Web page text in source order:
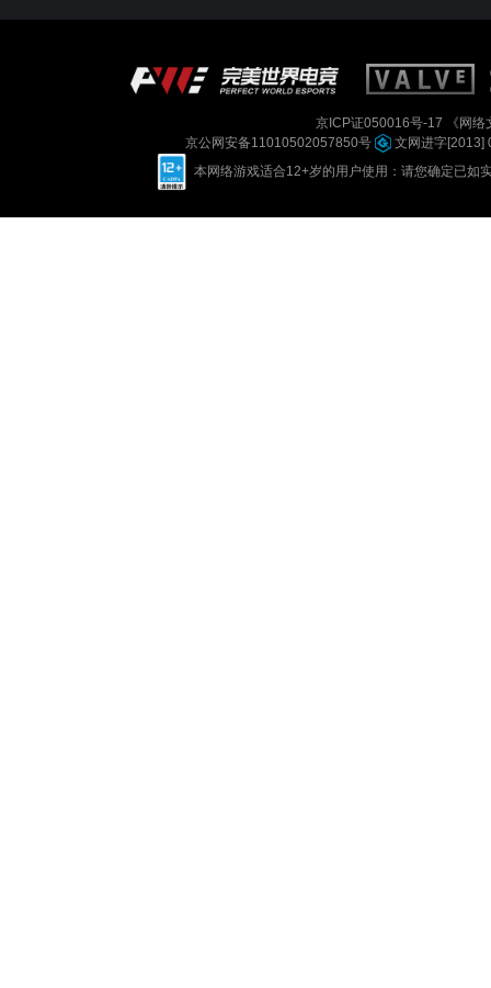
京ICP证050016号-17
《网
京公网安备11010502057850号
文网进字[2013]
本网络游戏适合12+岁的用户使用：请您确定已如